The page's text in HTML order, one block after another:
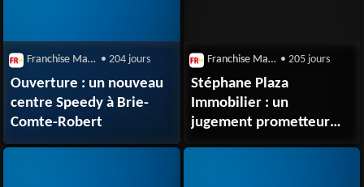
Franchise Magazine • 204 jours
Ouverture : un nouveau
centre Speedy à Brie-
Comte-Robert
Franchise Magazine • 205 jours
Stéphane Plaza
Immobilier : un
jugement prometteur